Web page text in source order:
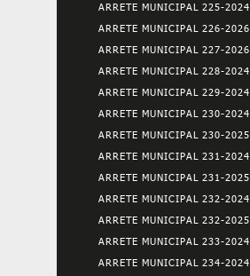
ARRETE MUNICIPAL 225-2024
ARRETE MUNICIPAL 226-2026
ARRETE MUNICIPAL 227-2026
ARRETE MUNICIPAL 228-2024
ARRETE MUNICIPAL 229-2024
ARRETE MUNICIPAL 230-2024
ARRETE MUNICIPAL 230-2025
ARRETE MUNICIPAL 231-2024
ARRETE MUNICIPAL 231-2025
ARRETE MUNICIPAL 232-2024
ARRETE MUNICIPAL 232-2025
ARRETE MUNICIPAL 233-2024
ARRETE MUNICIPAL 234-2024